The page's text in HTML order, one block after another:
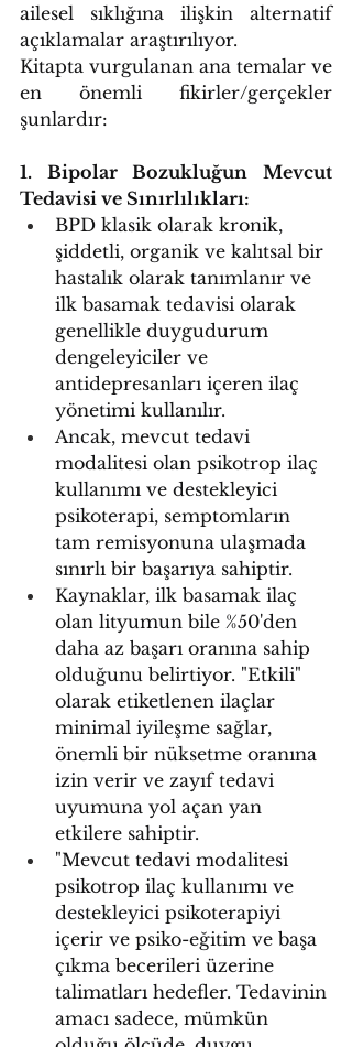
ailesel sıklığına ilişkin alternatif
açıklamalar araştırılıyor.
Kitapta vurgulanan ana temalar ve
en önemli fikirler/gerçekler
şunlardır:
1. Bipolar Bozukluğun Mevcut
Tedavisi ve Sınırlılıkları:
BPD klasik olarak kronik,
şiddetli, organik ve kalıtsal bir
hastalık olarak tanımlanır ve
ilk basamak tedavisi olarak
genellikle duygudurum
dengeleyiciler ve
antidepresanları içeren ilaç
yönetimi kullanılır.
Ancak, mevcut tedavi
modalitesi olan psikotrop ilaç
kullanımı ve destekleyici
psikoterapi, semptomların
tam remisyonuna ulaşmada
sınırlı bir başarıya sahiptir.
Kaynaklar, ilk basamak ilaç
olan lityumun bile %50'den
daha az başarı oranına sahip
olduğunu belirtiyor. "Etkili"
olarak etiketlenen ilaçlar
minimal iyileşme sağlar,
önemli bir nüksetme oranına
izin verir ve zayıf tedavi
uyumuna yol açan yan
etkilere sahiptir.
"Mevcut tedavi modalitesi
psikotrop ilaç kullanımı ve
destekleyici psikoterapiyi
içerir ve psiko-eğitim ve başa
çıkma becerileri üzerine
talimatları hedefler. Tedavinin
amacı sadece, mümkün